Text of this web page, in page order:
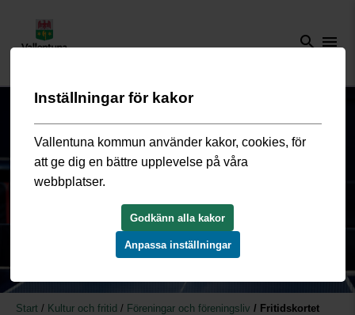
search menu
Start / Kultur och fritid / Föreningar och föreningsliv / Fritidskortet
Inställningar för kakor
Vallentuna kommun använder kakor, cookies, för
att ge dig en bättre upplevelse på våra
webbplatser.
Godkänn alla kakor
Anpassa inställningar